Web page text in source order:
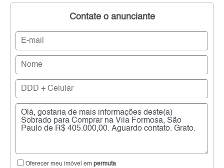
Contate o anunciante
Oferecer meu imóvel em permuta